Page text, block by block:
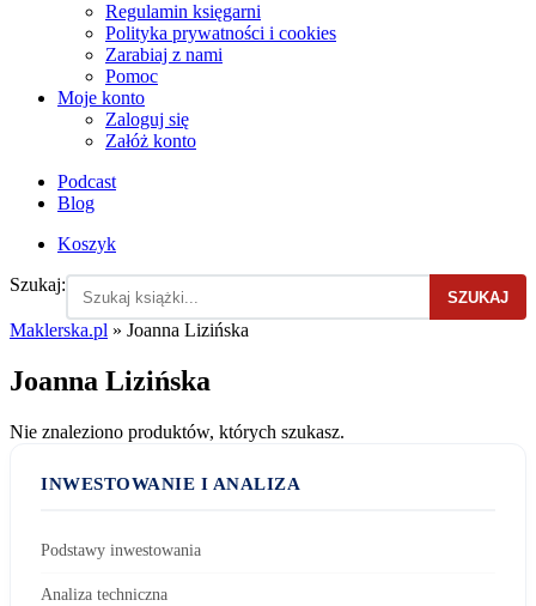
Regulamin księgarni
Polityka prywatności i cookies
Zarabiaj z nami
Pomoc
Moje konto
Zaloguj się
Załóż konto
Podcast
Blog
Koszyk
Szukaj:
SZUKAJ
Maklerska.pl » Joanna Lizińska
Joanna Lizińska
Nie znaleziono produktów, których szukasz.
INWESTOWANIE I ANALIZA
Podstawy inwestowania
Analiza techniczna